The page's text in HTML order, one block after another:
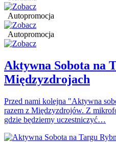
Autopromocja
Autopromocja
Aktywna Sobota na
Międzyzdrojach
Przed nami kolejna "Aktywna
razem z Międzyzdrojów. Z
gdzie będziemy uczestniczyć…